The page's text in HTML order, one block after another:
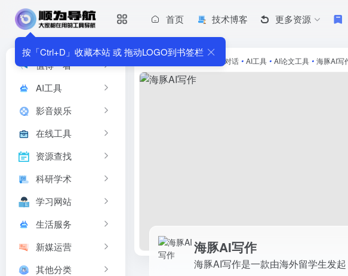
按「Ctrl+D」收藏本站 或 拖动LOGO到书签栏
首页 技术博客 更多资源
值得一看
AI工具
影音娱乐
在线工具
资源查找
科研学术
学习网站
生活服务
新媒运营
其他分类
AI写作对话 • AI工具 • AI论文工具 • 海豚AI写
海豚AI写作
海豚AI写作
海豚AI写作是一款由海外留学生发起，致力于提升写作效率的一站式中英文论文AI写作